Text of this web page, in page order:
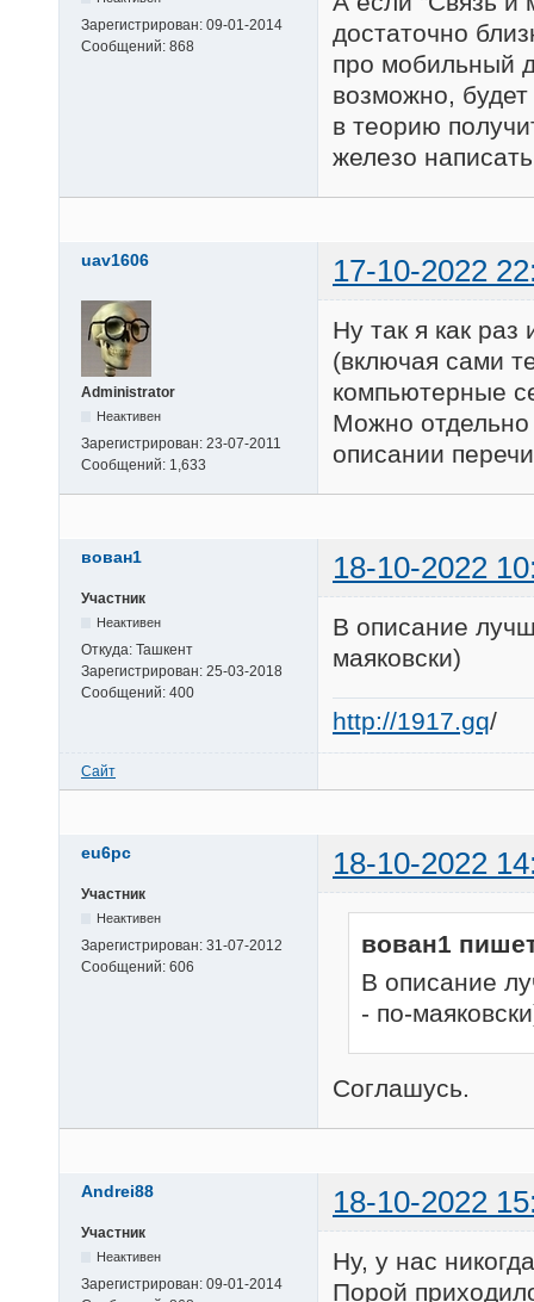
Зарегистрирован: 09-01-2014
Сообщений: 868
достаточно
про мобильный
возможно,
в теорию
железо
uav1606 17-10-2022
Administrator
Неактивен
Зарегистрирован: 23-07-2011
Сообщений: 1,633
Ну так я как
(включая сами
компьютерные
Можно
описании
вован1 18-10-2022
Участник
Неактивен
Откуда: Ташкент
Зарегистрирован: 25-03-2018
Сообщений: 400
В описание
маяковски)
http://1917.gq/
Сайт
eu6pc 18-10-2022
Участник
Неактивен
Зарегистрирован: 31-07-2012
Сообщений: 606
вован1
В описание
- по-
Соглашусь.
Andrei88 18-10-2022
Участник
Неактивен
Зарегистрирован: 09-01-2014
Ну, у нас
Порой